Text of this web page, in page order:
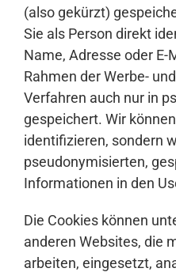
(also gekürzt)
Sie als Person direkt
Name, Adresse oder
Rahmen der Werbe-
Verfahren auch nur in
gespeichert. Wir
identifizieren, sondern
pseudonymisierten,
Informationen in den
Die Cookies können
anderen Websites, die
arbeiten, eingesetzt,